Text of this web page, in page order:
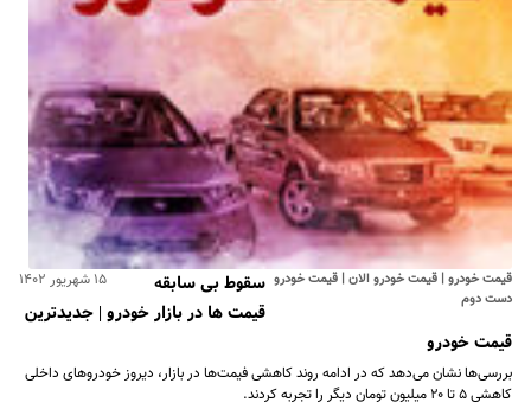
قیمت خودرو | قیمت خودرو الان | قیمت خودرو
دست دوم
۱۵ شهریور ۱۴۰۲
سقوط بی سابقه
قیمت ها در بازار خودرو | جدیدترین
قیمت خودرو
بررسی‌ها نشان می‌دهد که در ادامه روند کاهشی فیمت‌ها در بازار، دیروز خودروهای داخلی
کاهشی ۵ تا ۲۰ میلیون تومان دیگر را تجربه کردند.